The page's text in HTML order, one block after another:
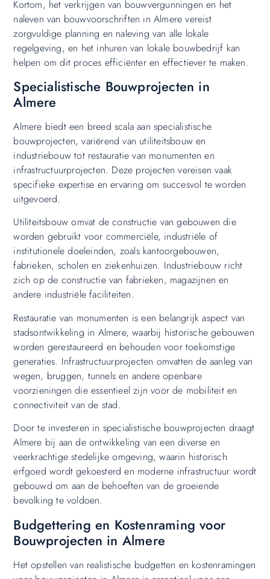
Kortom, het verkrijgen van bouwvergunningen en het
naleven van bouwvoorschriften in Almere vereist
zorgvuldige planning en naleving van alle lokale
regelgeving, en het inhuren van lokale bouwbedrijf kan
helpen om dit proces efficiënter en effectiever te maken.
Specialistische Bouwprojecten in
Almere
Almere biedt een breed scala aan specialistische
bouwprojecten, variërend van utiliteitsbouw en
industriebouw tot restauratie van monumenten en
infrastructuurprojecten. Deze projecten vereisen vaak
specifieke expertise en ervaring om succesvol te worden
uitgevoerd.
Utiliteitsbouw omvat de constructie van gebouwen die
worden gebruikt voor commerciële, industriële of
institutionele doeleinden, zoals kantoorgebouwen,
fabrieken, scholen en ziekenhuizen. Industriebouw richt
zich op de constructie van fabrieken, magazijnen en
andere industriële faciliteiten.
Restauratie van monumenten is een belangrijk aspect van
stadsontwikkeling in Almere, waarbij historische gebouwen
worden gerestaureerd en behouden voor toekomstige
generaties. Infrastructuurprojecten omvatten de aanleg van
wegen, bruggen, tunnels en andere openbare
voorzieningen die essentieel zijn voor de mobiliteit en
connectiviteit van de stad.
Door te investeren in specialistische bouwprojecten draagt
Almere bij aan de ontwikkeling van een diverse en
veerkrachtige stedelijke omgeving, waarin historisch
erfgoed wordt gekoesterd en moderne infrastructuur wordt
gebouwd om aan de behoeften van de groeiende
bevolking te voldoen.
Budgettering en Kostenraming voor
Bouwprojecten in Almere
Het opstellen van realistische budgetten en kostenramingen